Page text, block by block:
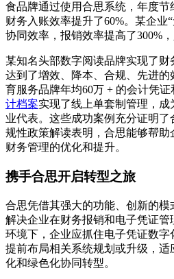
食品牌通过使用合思系统，年度节
财务入账效率提升了60%。某企业
协同效率，报销效率提高了300%，
某知名头部数字阅读品牌实现了财
达到了增效、降本、合规、先进的
育服务品牌年均60万 + 的会计凭
计档案实现了线上单套制管理，
业代表。这些成功案例充分证明
规性政策解读表明，合思能够帮
财务管理的优化和提升。
携手合思开启转型之旅
合思凭借其强大的功能、创新的
解决企业在财务报销和电子凭证
环境下，企业应抓住电子凭证数字
提前布局相关系统规划或升级，
化和绿色化协同转型。